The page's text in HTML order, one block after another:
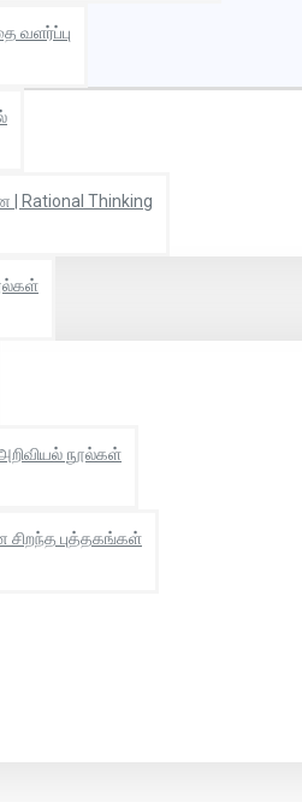
வளர்ப்பு
| Rational Thinking
நூல்கள்
புத்தகங்கள்